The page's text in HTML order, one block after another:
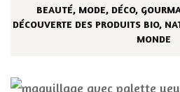
BEAUTÉ, MODE, DÉCO,
DÉCOUVERTE DES PRODUITS BIO,
MONDE